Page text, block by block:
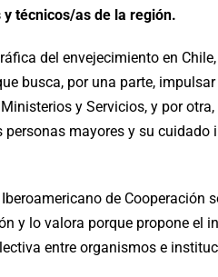
técnicos/as de la región.
del envejecimiento en
busca, por una parte,
y Servicios, y por
mayores y su cuidado
de Cooperación
y lo valora porque propone el
entre organismos e